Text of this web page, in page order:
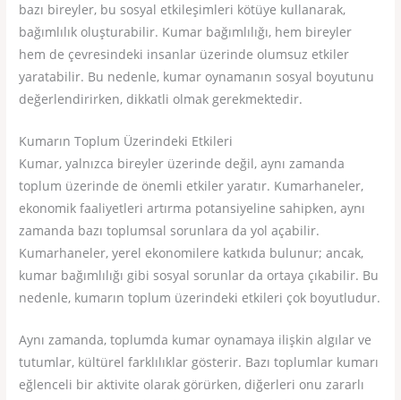
bazı bireyler, bu sosyal etkileşimleri kötüye kullanarak,
bağımlılık oluşturabilir. Kumar bağımlılığı, hem bireyler
hem de çevresindeki insanlar üzerinde olumsuz etkiler
yaratabilir. Bu nedenle, kumar oynamanın sosyal boyutunu
değerlendirirken, dikkatli olmak gerekmektedir.
Kumarın Toplum Üzerindeki Etkileri
Kumar, yalnızca bireyler üzerinde değil, aynı zamanda
toplum üzerinde de önemli etkiler yaratır. Kumarhaneler,
ekonomik faaliyetleri artırma potansiyeline sahipken, aynı
zamanda bazı toplumsal sorunlara da yol açabilir.
Kumarhaneler, yerel ekonomilere katkıda bulunur; ancak,
kumar bağımlılığı gibi sosyal sorunlar da ortaya çıkabilir. Bu
nedenle, kumarın toplum üzerindeki etkileri çok boyutludur.
Aynı zamanda, toplumda kumar oynamaya ilişkin algılar ve
tutumlar, kültürel farklılıklar gösterir. Bazı toplumlar kumarı
eğlenceli bir aktivite olarak görürken, diğerleri onu zararlı